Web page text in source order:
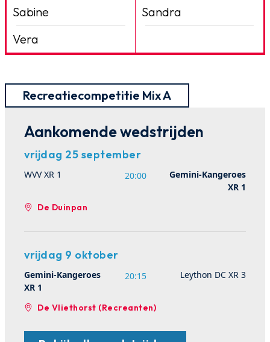
Sabine
Sandra
Vera
Recreatiecompetitie Mix A
Aankomende wedstrijden
vrijdag 25 september
WVV XR 1 20:00
Gemini-Kangeroes
XR 1
De Duinpan
vrijdag 9 oktober
Gemini-Kangeroes
XR 1
20:15 Leython DC XR 3
De Vliethorst (Recreanten)